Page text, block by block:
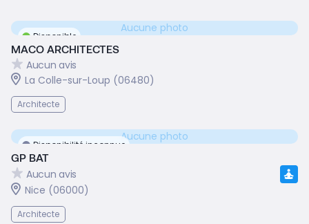
Disponible
Aucune photo
MACO ARCHITECTES
Aucun avis
La Colle-sur-Loup (06480)
Architecte
Disponibilité inconnue
Aucune photo
GP BAT
Aucun avis
Nice (06000)
Architecte